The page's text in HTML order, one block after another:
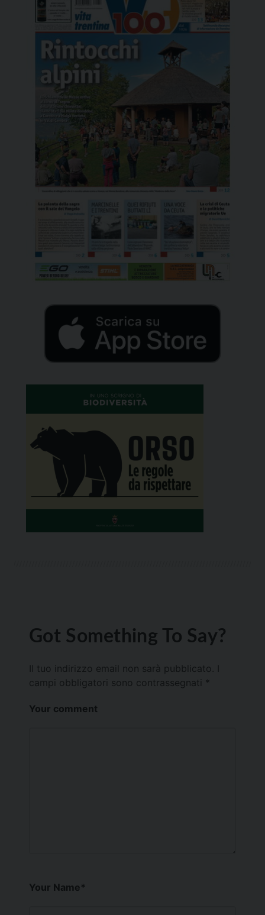
Got Something To Say?
Il tuo indirizzo email non sarà pubblicato.
campi obbligatori sono contrassegnati *
Your comment
Your Name*